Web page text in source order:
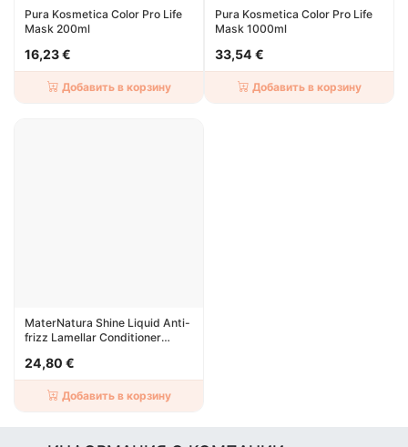
Pura Kosmetica Color Pro Life
Mask 200ml
16,23 €
Добавить в корзину
Pura Kosmetica Color Pro Life
Mask 1000ml
33,54 €
Добавить в корзину
MaterNatura Shine Liquid Anti-
frizz Lamellar Conditioner
24,80 €
Добавить в корзину